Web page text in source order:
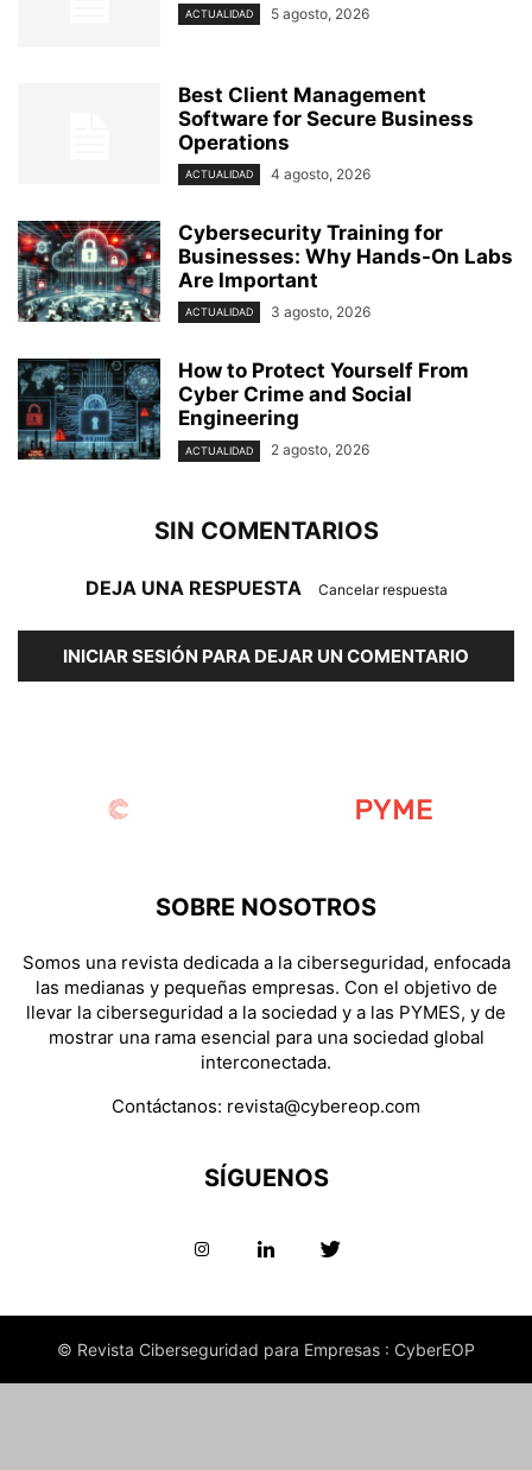
ACTUALIDAD 5 agosto, 2026
Best Client Management
Software for Secure Business
Operations
ACTUALIDAD 4 agosto, 2026
Cybersecurity Training for
Businesses: Why Hands-On Labs
Are Important
ACTUALIDAD 3 agosto, 2026
How to Protect Yourself From
Cyber Crime and Social
Engineering
ACTUALIDAD 2 agosto, 2026
SIN COMENTARIOS
DEJA UNA RESPUESTA Cancelar respuesta
INICIAR SESIÓN PARA DEJAR UN COMENTARIO
SOBRE NOSOTROS
Somos una revista dedicada a la ciberseguridad, enfocada
las medianas y pequeñas empresas. Con el objetivo de
llevar la ciberseguridad a la sociedad y a las PYMES, y de
mostrar una rama esencial para una sociedad global
interconectada.
Contáctanos: revista@cybereop.com
SÍGUENOS
© Revista Ciberseguridad para Empresas : CyberEOP